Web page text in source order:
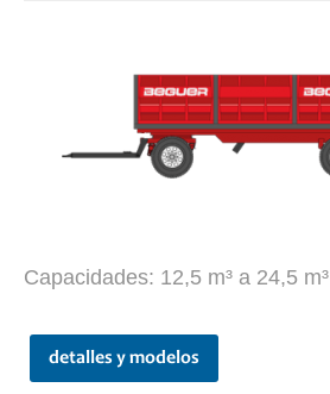
Capacidades: 12,5 m³ a 24,5 m³
detalles y modelos